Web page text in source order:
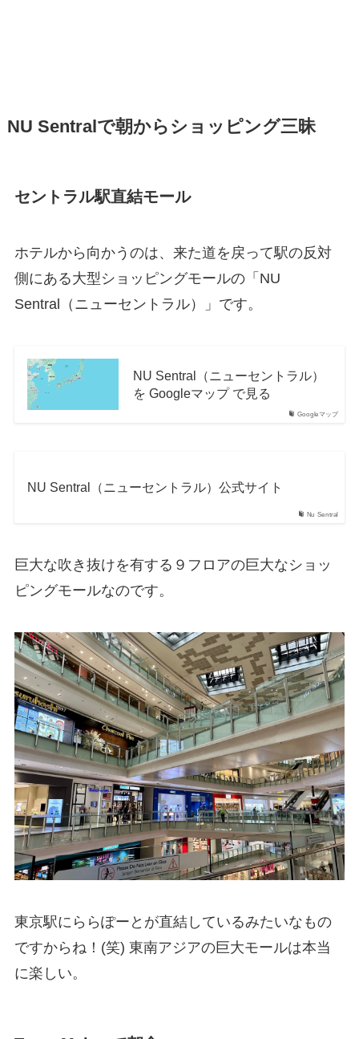
NU Sentralで朝からショッピング三昧
セントラル駅直結モール
ホテルから向かうのは、来た道を戻って駅の反対
側にある大型ショッピングモールの「NU
Sentral（ニューセントラル）」です。
Googleマップ
NU Sentral（ニューセントラル）
を Googleマップ で見る
Nu Sentral
NU Sentral（ニューセントラル）公式サイト
巨大な吹き抜けを有する９フロアの巨大なショッ
ピングモールなのです。
東京駅にららぽーとが直結しているみたいなもの
ですからね！(笑) 東南アジアの巨大モールは本当
に楽しい。